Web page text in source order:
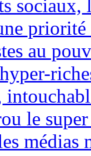
sociaux,
au
le
médias